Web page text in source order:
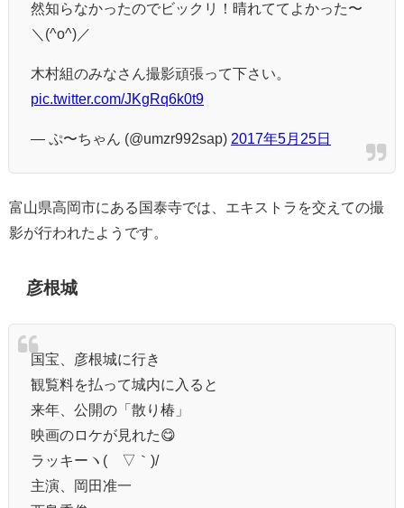
然知らなかったのでビックリ！晴れててよかった〜
＼(^o^)／
木村組のみなさん撮影頑張って下さい。
pic.twitter.com/JKgRq6k0t9
— ぷ〜ちゃん (@umzr992sap) 2017年5月25日
富山県高岡市にある国泰寺では、エキストラを交えての撮
影が行われたようです。
彦根城
国宝、彦根城に行き
観覧料を払って城内に入ると
来年、公開の「散り椿」
映画のロケが見れた😋
ラッキーヽ(´▽｀)/
主演、岡田准一